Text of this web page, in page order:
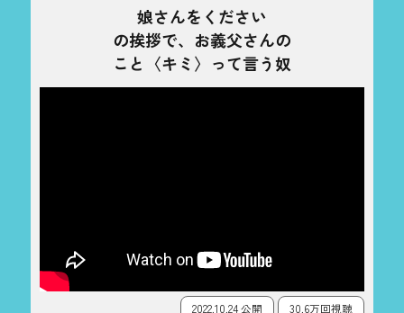
娘さんをください
の挨拶で、お義父さんの
こと〈キミ〉って言う奴
2022.10.24 公開
30.6万回視聴